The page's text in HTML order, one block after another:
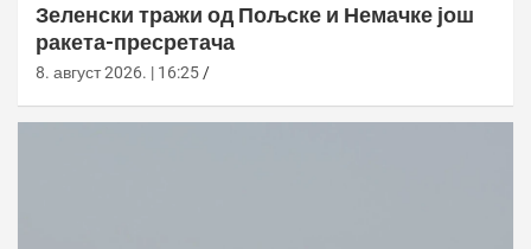
Зеленски тражи од Пољске и Немачке још
ракета-пресретача
8. август 2026. | 16:25